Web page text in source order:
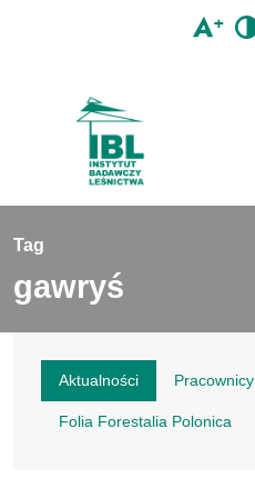
Tag
gawryś
Aktualności Pracownicy
Folia Forestalia Polonica